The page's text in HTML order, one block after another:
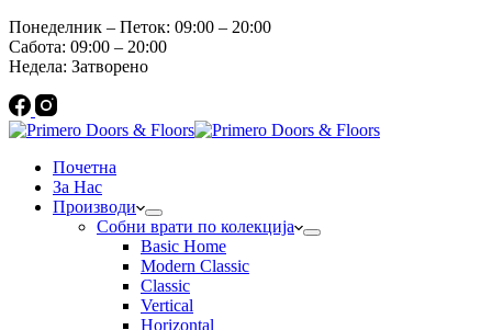
Понеделник – Петок: 09:00 – 20:00
Сабота: 09:00 – 20:00
Недела: Затворено
Почетна
За Нас
Производи
Собни врати по колекција
Basic Home
Modern Classic
Classic
Vertical
Horizontal